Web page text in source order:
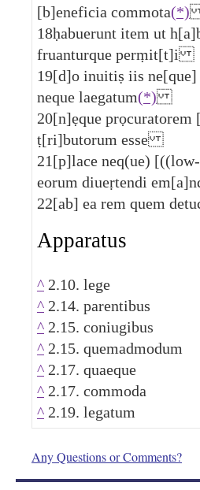
[b]eneficia commota(*)
18ḥabuerunt item ut
fruanturque perṃit[t]i
19[d]o inuitiṣ iis
neque laegatum(*)
20[n]ẹque prọcuratorem
ṭ[ri]butorum esse
21[p]lace neq(ue)
eorum diueṛtendi
22[ab] ea rem quem
Apparatus
^ 2.10. lege
^ 2.14. parentibus
^ 2.15. coniugibus
^ 2.15. quemadmodum
^ 2.17. quaeque
^ 2.17. commoda
^ 2.19. legatum
Any Questions or Comments?